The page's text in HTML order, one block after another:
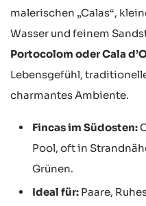
malerischen „Calas“,
Wasser und feinem
Portocolom oder Cala
Lebensgefühl,
charmantes Ambiente.
Fincas im Südosten:
Pool, oft in
Grünen.
Ideal für: Paare,